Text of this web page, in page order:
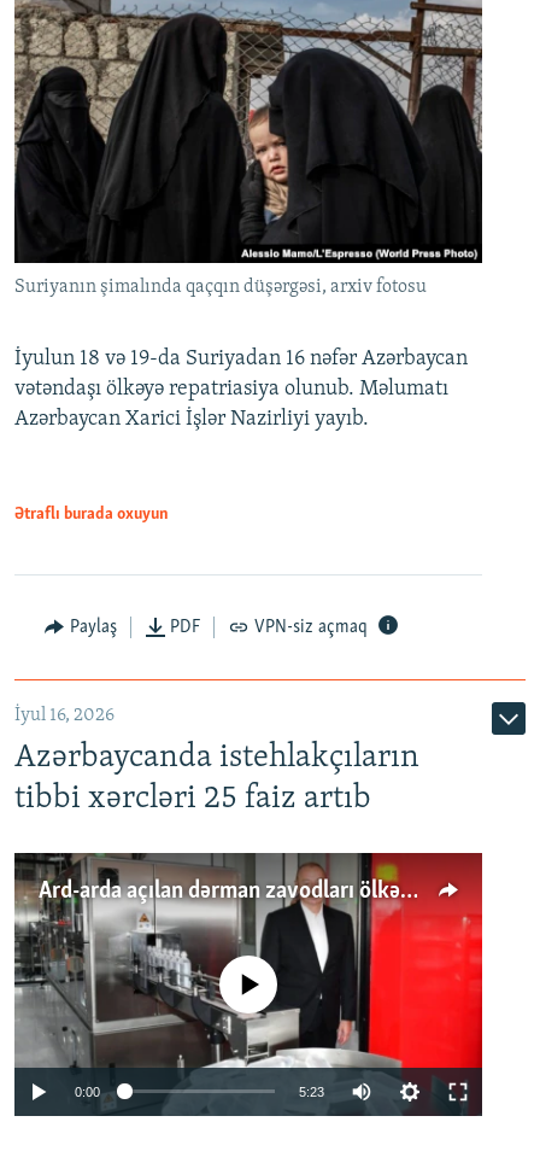
Suriyanın şimalında qaçqın düşərgəsi, arxiv fotosu
İyulun 18 və 19-da Suriyadan 16 nəfər Azərbaycan
vətəndaşı ölkəyə repatriasiya olunub. Məlumatı
Azərbaycan Xarici İşlər Nazirliyi yayıb.
Ətraflı burada oxuyun
Paylaş PDF VPN-siz açmaq
İyul 16, 2026
Azərbaycanda istehlakçıların
tibbi xərcləri 25 faiz artıb
Ard-arda açılan dərman zavodları ölkənin tələbatını ödəyirmi?
No media source currently available
0:00 5:23